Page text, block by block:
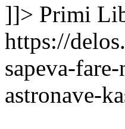
]]> Primi
https://
sapeva-
astronave-